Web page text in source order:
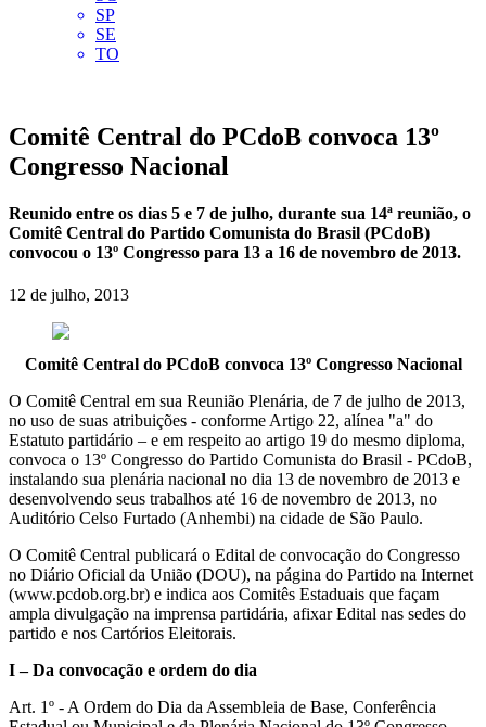
SP
SE
TO
Comitê Central do PCdoB convoca 13º
Congresso Nacional
Reunido entre os dias 5 e 7 de julho, durante sua 14ª reunião, o
Comitê Central do Partido Comunista do Brasil (PCdoB)
convocou o 13º Congresso para 13 a 16 de novembro de 2013.
12 de julho, 2013
Comitê Central do PCdoB convoca 13º Congresso Nacional
O Comitê Central em sua Reunião Plenária, de 7 de julho de 2013,
no uso de suas atribuições - conforme Artigo 22, alínea "a" do
Estatuto partidário – e em respeito ao artigo 19 do mesmo diploma,
convoca o 13º Congresso do Partido Comunista do Brasil - PCdoB,
instalando sua plenária nacional no dia 13 de novembro de 2013 e
desenvolvendo seus trabalhos até 16 de novembro de 2013, no
Auditório Celso Furtado (Anhembi) na cidade de São Paulo.
O Comitê Central publicará o Edital de convocação do Congresso
no Diário Oficial da União (DOU), na página do Partido na Internet
(www.pcdob.org.br) e indica aos Comitês Estaduais que façam
ampla divulgação na imprensa partidária, afixar Edital nas sedes do
partido e nos Cartórios Eleitorais.
I – Da convocação e ordem do dia
Art. 1º - A Ordem do Dia da Assembleia de Base, Conferência